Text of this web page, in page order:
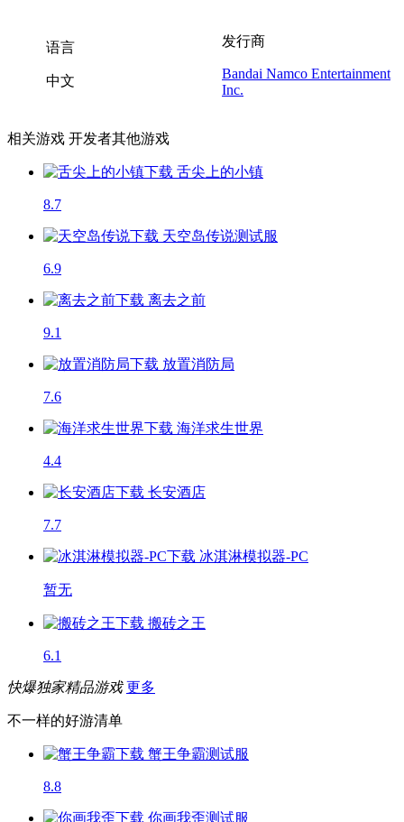
语言
中文
发行商
Bandai Namco Entertainment
Inc.
相关游戏 开发者其他游戏
舌尖上的小镇
8.7
天空岛传说测试服
6.9
离去之前
9.1
放置消防局
7.6
海洋求生世界
4.4
长安酒店
7.7
冰淇淋模拟器-PC
暂无
搬砖之王
6.1
快爆独家精品游戏 更多
不一样的好游清单
蟹王争霸测试服
8.8
你画我歪测试服